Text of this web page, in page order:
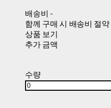
배송비 -
함께 구매 시 배송비 절약
상품 보기
추가 금액
수량